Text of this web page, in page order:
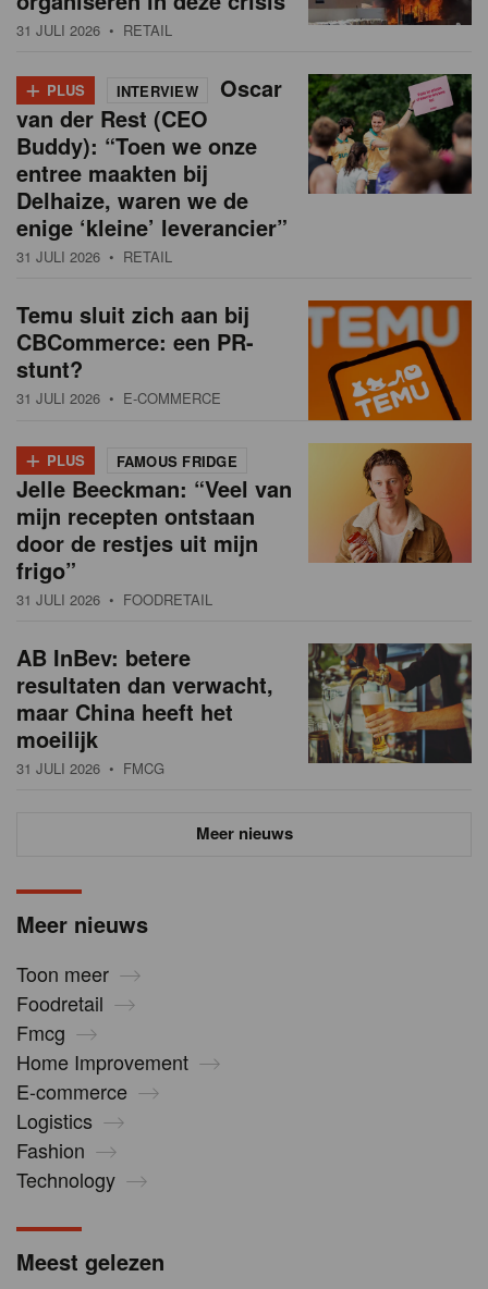
Meer nieuws
Toon meer
Foodretail
Fmcg
Home Improvement
E-commerce
Logistics
Fashion
Technology
31 JULI 2026 • RETAIL
+ PLUS INTERVIEW
Oscar
van der Rest (CEO
Buddy): “Toen we onze
entree maakten bij
Delhaize, waren we de
enige ‘kleine’ leverancier”
31 JULI 2026 • RETAIL
Temu sluit zich aan bij
CBCommerce: een PR-
stunt?
31 JULI 2026 • E-COMMERCE
+ PLUS FAMOUS FRIDGE
Jelle Beeckman: “Veel van
mijn recepten ontstaan
door de restjes uit mijn
frigo”
31 JULI 2026 • FOODRETAIL
AB InBev: betere
resultaten dan verwacht,
maar China heeft het
moeilijk
31 JULI 2026 • FMCG
Meer nieuws
Meest gelezen